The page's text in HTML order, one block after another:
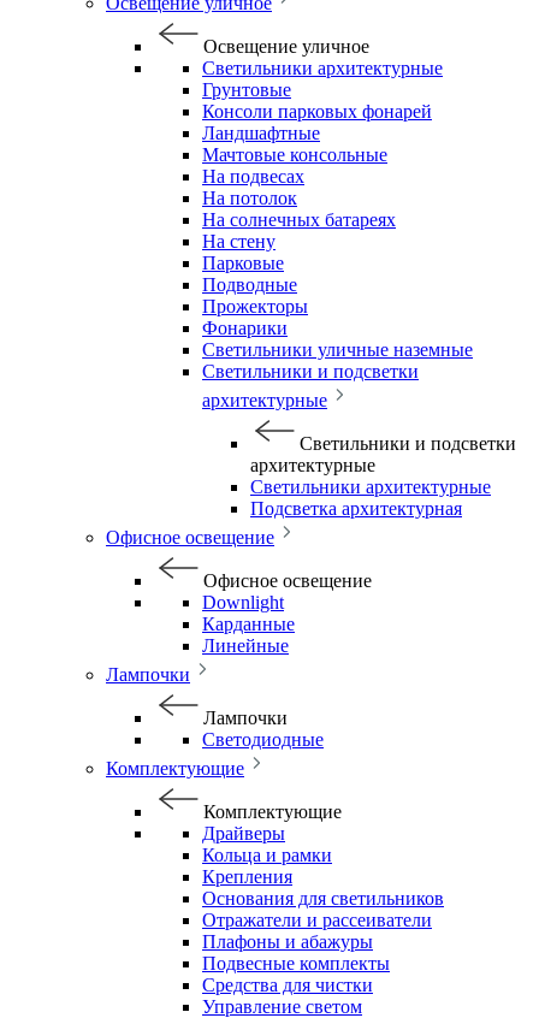
Освещение уличное
Светильники архитектурные
Грунтовые
Консоли парковых фонарей
Ландшафтные
Мачтовые консольные
На подвесах
На потолок
На солнечных батареях
На стену
Парковые
Подводные
Прожекторы
Фонарики
Светильники уличные наземные
Светильники и подсветки
архитектурные
Светильники и подсветки
архитектурные
Светильники архитектурные
Подсветка архитектурная
Офисное освещение
Офисное освещение
Downlight
Карданные
Линейные
Лампочки
Лампочки
Светодиодные
Комплектующие
Комплектующие
Драйверы
Кольца и рамки
Крепления
Основания для светильников
Отражатели и рассеиватели
Плафоны и абажуры
Подвесные комплекты
Средства для чистки
Управление светом